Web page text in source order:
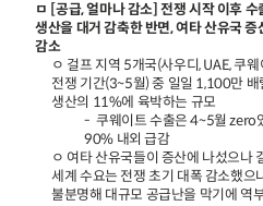
ㅁ [공급, 얼마나 감소] 전쟁 시작 이후 수
생산을 대거 감축한 반면, 여타 산유국
감소
ㅇ 걸프 지역 5개국(사우디, UAE, 쿠
전쟁 기간(3~5월) 중 일일 1,100만 배
생산의 11%에 육박하는 규모
- 쿠웨이트 수출은 4~5월 zero
90% 내외 급감
ㅇ 여타 산유국들이 증산에 나섰으나
세계 수요는 전쟁 초기 대폭 감소했으
불분명해 대규모 공급난을 막기에 역